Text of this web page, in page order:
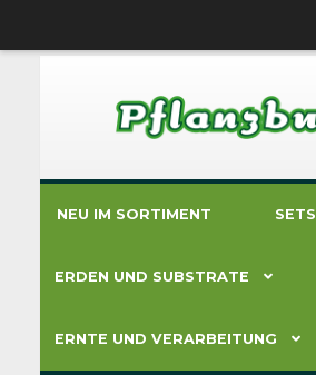
Navigation
NEU IM SORTIMENT SETS
ERDEN UND SUBSTRATE
ERNTE UND VERARBEITUNG